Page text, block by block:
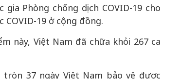
Phòng chống dịch COVID-19 cho
COVID-19 ở cộng đồng.
này, Việt Nam đã chữa khỏi 267 ca
37 ngày Việt Nam bảo vệ đựơc
50 năm Việt Nam gia
nguồn nội lực văn hóa,
nhập